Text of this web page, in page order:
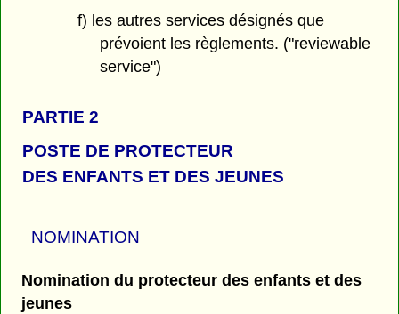
f) les autres services désignés que
prévoient les règlements. ("reviewable
service")
PARTIE 2
POSTE DE PROTECTEUR
DES ENFANTS ET DES JEUNES
NOMINATION
Nomination du protecteur des enfants et des
jeunes